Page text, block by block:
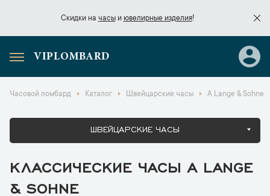
Скидки на часыи ювелирные изделия!
Скидки начасы
VIPLOMBARD
Часовой ломбард Каталог Швейцарские часы A Lange & Sohne
ШВЕЙЦАРСКИЕ ЧАСЫ
КЛАССИЧЕСКИЕ ЧАСЫ A LANGE
& SOHNE